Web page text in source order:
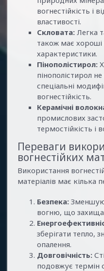
вогнестійкість і
властивості.
Скловата: Легка
також має хороші
характеристики.
Пінополістирол:
пінополістирол
спеціальні
вогнестійкість.
Керамічні
промислових
термостійкість і
Переваги
вогнестійких
Використання
матеріалів має кілька
Безпека:
вогню, що
зберігати тепло,
опалення.
Довговічність:
подовжує термін